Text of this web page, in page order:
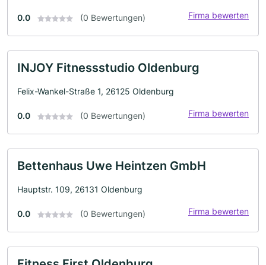
0.0 (0 Bewertungen) Firma bewerten
INJOY Fitnessstudio Oldenburg
Felix-Wankel-Straße 1, 26125 Oldenburg
0.0 (0 Bewertungen) Firma bewerten
Bettenhaus Uwe Heintzen GmbH
Hauptstr. 109, 26131 Oldenburg
0.0 (0 Bewertungen) Firma bewerten